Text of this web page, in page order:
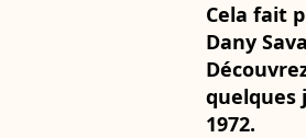
Cela fait
Dany
quelques
1972.